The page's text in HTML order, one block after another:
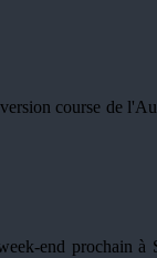
course de
end prochain à